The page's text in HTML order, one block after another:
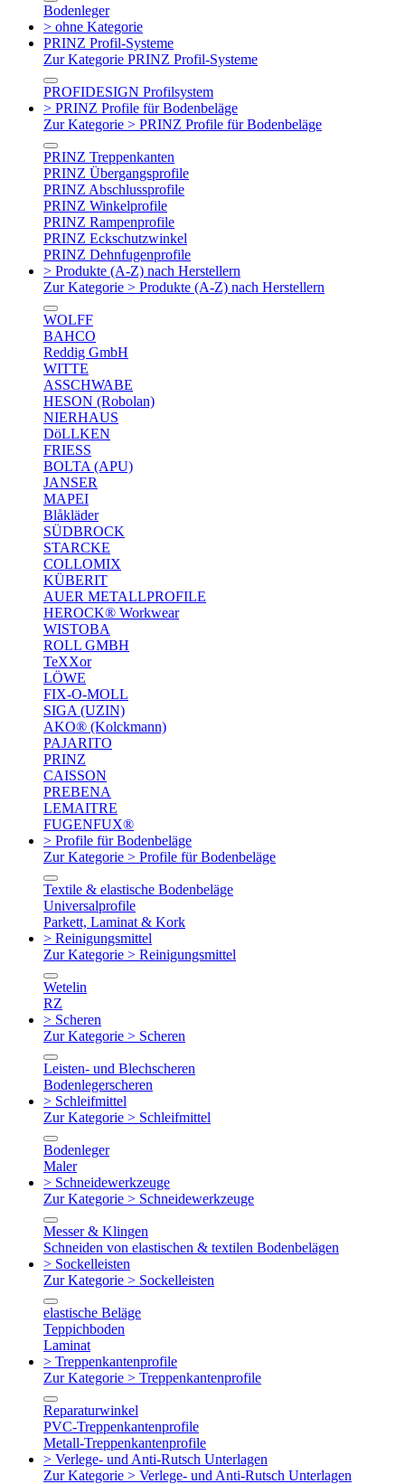
Bodenleger
> ohne Kategorie
PRINZ Profil-Systeme
Zur Kategorie PRINZ Profil-Systeme
PROFIDESIGN Profilsystem
> PRINZ Profile für Bodenbeläge
Zur Kategorie > PRINZ Profile für Bodenbeläge
PRINZ Treppenkanten
PRINZ Übergangsprofile
PRINZ Abschlussprofile
PRINZ Winkelprofile
PRINZ Rampenprofile
PRINZ Eckschutzwinkel
PRINZ Dehnfugenprofile
> Produkte (A-Z) nach Herstellern
Zur Kategorie > Produkte (A-Z) nach Herstellern
WOLFF
BAHCO
Reddig GmbH
WITTE
ASSCHWABE
HESON (Robolan)
NIERHAUS
DöLLKEN
FRIESS
BOLTA (APU)
JANSER
MAPEI
Blåkläder
SÜDBROCK
STARCKE
COLLOMIX
KÜBERIT
AUER METALLPROFILE
HEROCK® Workwear
WISTOBA
ROLL GMBH
TeXXor
LÖWE
FIX-O-MOLL
SIGA (UZIN)
AKO® (Kolckmann)
PAJARITO
PRINZ
CAISSON
PREBENA
LEMAITRE
FUGENFUX®
> Profile für Bodenbeläge
Zur Kategorie > Profile für Bodenbeläge
Textile & elastische Bodenbeläge
Universalprofile
Parkett, Laminat & Kork
> Reinigungsmittel
Zur Kategorie > Reinigungsmittel
Wetelin
RZ
> Scheren
Zur Kategorie > Scheren
Leisten- und Blechscheren
Bodenlegerscheren
> Schleifmittel
Zur Kategorie > Schleifmittel
Bodenleger
Maler
> Schneidewerkzeuge
Zur Kategorie > Schneidewerkzeuge
Messer & Klingen
Schneiden von elastischen & textilen Bodenbelägen
> Sockelleisten
Zur Kategorie > Sockelleisten
elastische Beläge
Teppichboden
Laminat
> Treppenkantenprofile
Zur Kategorie > Treppenkantenprofile
Reparaturwinkel
PVC-Treppenkantenprofile
Metall-Treppenkantenprofile
> Verlege- und Anti-Rutsch Unterlagen
Zur Kategorie > Verlege- und Anti-Rutsch Unterlagen